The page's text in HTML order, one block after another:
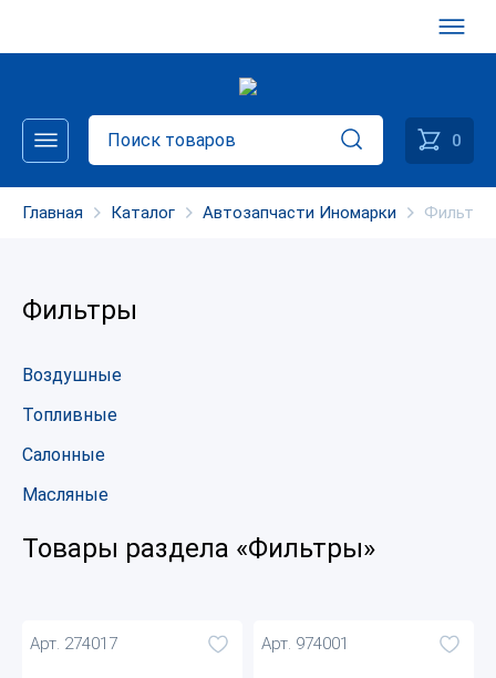
0
Главная Каталог Автозапчасти Иномарки Фильтры
Фильтры
Воздушные
Топливные
Салонные
Масляные
Товары раздела «Фильтры»
Арт. 274017 Арт. 974001